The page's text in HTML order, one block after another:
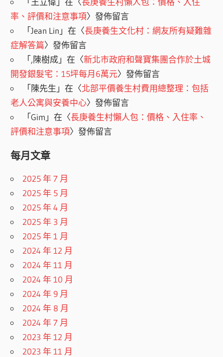
率、評價和注意事項〉發佈留言
「Jean Lin 」在〈長庚養生文化村：網友所有疑難雜
症解答篇〉發佈留言
「,陳樹成」在〈新北市政府和聲寶集團合作於土城
開發銀髮宅：15坪每月6萬元〉發佈留言
「陳先生 」在〈北部平價養生村費用總整理：包括
老人公寓與安養中心〉發佈留言
「Gim 」在〈長庚養生村懶人包：價格、入住率、
評價和注意事項〉發佈留言
每月文章
2025 年 7 月
2025 年 5 月
2025 年 4 月
2025 年 3 月
2025 年 1 月
2024 年 12 月
2024 年 11 月
2024 年 10 月
2024 年 9 月
2024 年 8 月
2024 年 7 月
2023 年 12 月
2023 年 11 月